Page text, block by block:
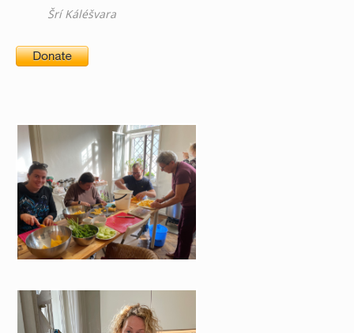
Šrí Káléšvara